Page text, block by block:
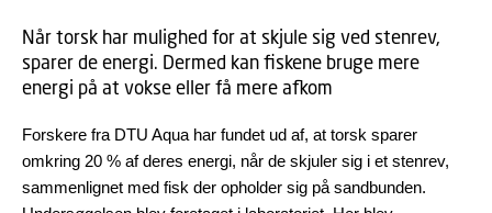
Når torsk har mulighed for at skjule sig ved stenrev,
sparer de energi. Dermed kan fiskene bruge mere
energi på at vokse eller få mere afkom
Forskere fra DTU Aqua har fundet ud af, at torsk sparer
omkring 20 % af deres energi, når de skjuler sig i et stenrev,
sammenlignet med fisk der opholder sig på sandbunden.